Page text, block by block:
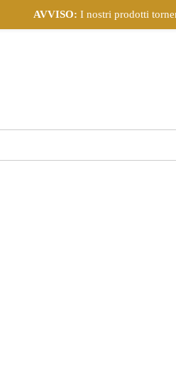
AVVISO: I nostri prodotti